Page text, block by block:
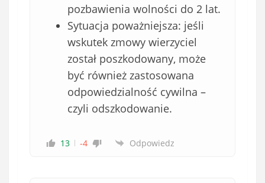
pozbawienia wolności do 2 lat.
Sytuacja poważniejsza: jeśli
wskutek zmowy wierzyciel
został poszkodowany, może
być również zastosowana
odpowiedzialność cywilna –
czyli odszkodowanie.
13 -4 Odpowiedz